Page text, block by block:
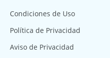
Condiciones de Uso
Política de Privacidad
Aviso de Privacidad